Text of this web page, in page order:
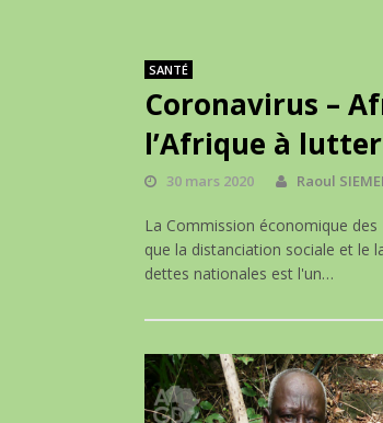
SANTÉ
Coronavirus –
l’Afrique à
30 mars 2020 Raoul
La Commission économique
que la distanciation sociale et le
dettes nationales est l'un…